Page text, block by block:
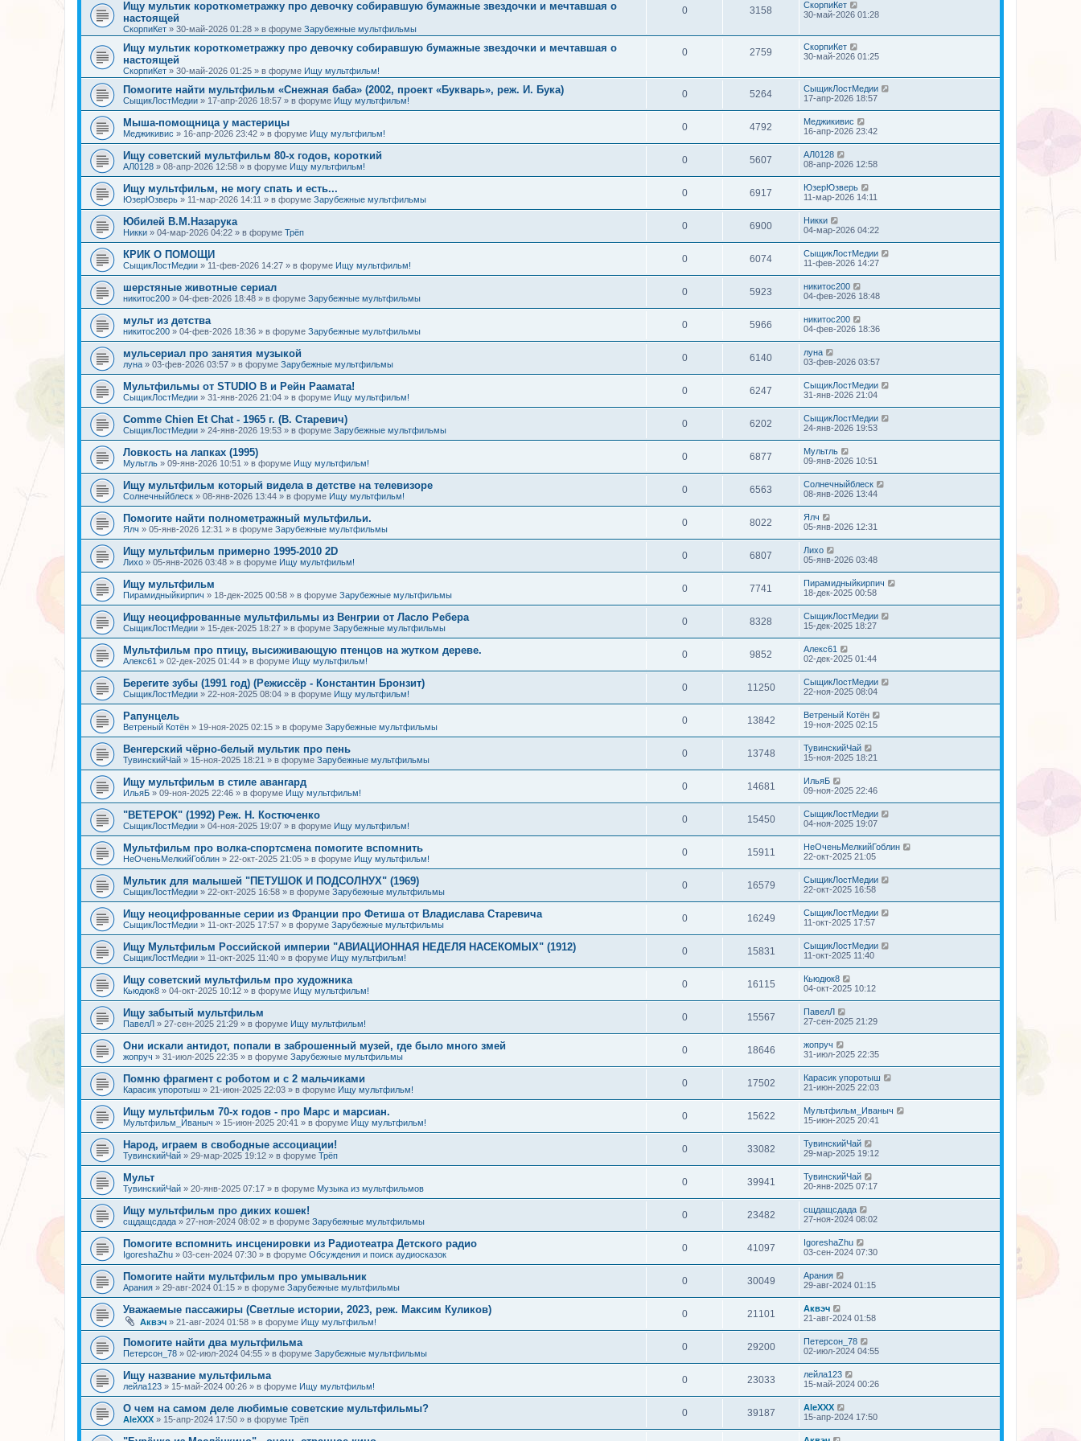
Ищу мультик короткометражку про девочку собиравшую бумажные звездочки и мечтавшая о
настоящей
СкорпиКет » 30-май-2026 01:28 » в форуме Зарубежные мультфильмы
0 3158
СкорпиКет
30-май-2026 01:28
Ищу мультик короткометражку про девочку собиравшую бумажные звездочки и мечтавшая о
настоящей
СкорпиКет » 30-май-2026 01:25 » в форуме Ищу мультфильм!
0 2759
СкорпиКет
30-май-2026 01:25
Помогите найти мультфильм «Снежная баба» (2002, проект «Букварь», реж. И. Бука)
СыщикЛостМедии » 17-апр-2026 18:57 » в форуме Ищу мультфильм!
0 5264
СыщикЛостМедии
17-апр-2026 18:57
Мыша-помощница у мастерицы
Меджикивис » 16-апр-2026 23:42 » в форуме Ищу мультфильм!
0 4792
Меджикивис
16-апр-2026 23:42
Ищу советский мультфильм 80-х годов, короткий
АЛ0128 » 08-апр-2026 12:58 » в форуме Ищу мультфильм!
0 5607
АЛ0128
08-апр-2026 12:58
Ищу мультфильм, не могу спать и есть...
ЮзерЮзверь » 11-мар-2026 14:11 » в форуме Зарубежные мультфильмы
0 6917
ЮзерЮзверь
11-мар-2026 14:11
Юбилей В.М.Назарука
Никки » 04-мар-2026 04:22 » в форуме Трёп
0 6900
Никки
04-мар-2026 04:22
КРИК О ПОМОЩИ
СыщикЛостМедии » 11-фев-2026 14:27 » в форуме Ищу мультфильм!
0 6074
СыщикЛостМедии
11-фев-2026 14:27
шерстяные животные сериал
никитос200 » 04-фев-2026 18:48 » в форуме Зарубежные мультфильмы
0 5923
никитос200
04-фев-2026 18:48
мульт из детства
никитос200 » 04-фев-2026 18:36 » в форуме Зарубежные мультфильмы
0 5966
никитос200
04-фев-2026 18:36
мульсериал про занятия музыкой
луна » 03-фев-2026 03:57 » в форуме Зарубежные мультфильмы
0 6140
луна
03-фев-2026 03:57
Мультфильмы от STUDIO B и Рейн Раамата!
СыщикЛостМедии » 31-янв-2026 21:04 » в форуме Ищу мультфильм!
0 6247
СыщикЛостМедии
31-янв-2026 21:04
Comme Chien Et Chat - 1965 г. (В. Старевич)
СыщикЛостМедии » 24-янв-2026 19:53 » в форуме Зарубежные мультфильмы
0 6202
СыщикЛостМедии
24-янв-2026 19:53
Ловкость на лапках (1995)
Мультль » 09-янв-2026 10:51 » в форуме Ищу мультфильм!
0 6877
Мультль
09-янв-2026 10:51
Ищу мультфильм который видела в детстве на телевизоре
Солнечныйблеск » 08-янв-2026 13:44 » в форуме Ищу мультфильм!
0 6563
Солнечныйблеск
08-янв-2026 13:44
Помогите найти полнометражный мультфильи.
Ялч » 05-янв-2026 12:31 » в форуме Зарубежные мультфильмы
0 8022
Ялч
05-янв-2026 12:31
Ищу мультфильм примерно 1995-2010 2D
Лихо » 05-янв-2026 03:48 » в форуме Ищу мультфильм!
0 6807
Лихо
05-янв-2026 03:48
Ищу мультфильм
Пирамидныйкирпич » 18-дек-2025 00:58 » в форуме Зарубежные мультфильмы
0 7741
Пирамидныйкирпич
18-дек-2025 00:58
Ищу неоцифрованные мультфильмы из Венгрии от Ласло Ребера
СыщикЛостМедии » 15-дек-2025 18:27 » в форуме Зарубежные мультфильмы
0 8328
СыщикЛостМедии
15-дек-2025 18:27
Мультфильм про птицу, высиживающую птенцов на жутком дереве.
Алекс61 » 02-дек-2025 01:44 » в форуме Ищу мультфильм!
0 9852
Алекс61
02-дек-2025 01:44
Берегите зубы (1991 год) (Режиссёр - Константин Бронзит)
СыщикЛостМедии » 22-ноя-2025 08:04 » в форуме Ищу мультфильм!
0 11250
СыщикЛостМедии
22-ноя-2025 08:04
Рапунцель
Ветреный Котён » 19-ноя-2025 02:15 » в форуме Зарубежные мультфильмы
0 13842
Ветреный Котён
19-ноя-2025 02:15
Венгерский чёрно-белый мультик про пень
ТувинскийЧай » 15-ноя-2025 18:21 » в форуме Зарубежные мультфильмы
0 13748
ТувинскийЧай
15-ноя-2025 18:21
Ищу мультфильм в стиле авангард
ИльяБ » 09-ноя-2025 22:46 » в форуме Ищу мультфильм!
0 14681
ИльяБ
09-ноя-2025 22:46
"ВЕТЕРОК" (1992) Реж. Н. Костюченко
СыщикЛостМедии » 04-ноя-2025 19:07 » в форуме Ищу мультфильм!
0 15450
СыщикЛостМедии
04-ноя-2025 19:07
Мультфильм про волка-спортсмена помогите вспомнить
НеОченьМелкийГоблин » 22-окт-2025 21:05 » в форуме Ищу мультфильм!
0 15911
НеОченьМелкийГоблин
22-окт-2025 21:05
Мультик для малышей "ПЕТУШОК И ПОДСОЛНУХ" (1969)
СыщикЛостМедии » 22-окт-2025 16:58 » в форуме Зарубежные мультфильмы
0 16579
СыщикЛостМедии
22-окт-2025 16:58
Ищу неоцифрованные серии из Франции про Фетиша от Владислава Старевича
СыщикЛостМедии » 11-окт-2025 17:57 » в форуме Зарубежные мультфильмы
0 16249
СыщикЛостМедии
11-окт-2025 17:57
Ищу Мультфильм Российской империи "АВИАЦИОННАЯ НЕДЕЛЯ НАСЕКОМЫХ" (1912)
СыщикЛостМедии » 11-окт-2025 11:40 » в форуме Ищу мультфильм!
0 15831
СыщикЛостМедии
11-окт-2025 11:40
Ищу советский мультфильм про художника
Кьюдюк8 » 04-окт-2025 10:12 » в форуме Ищу мультфильм!
0 16115
Кьюдюк8
04-окт-2025 10:12
Ищу забытый мультфильм
ПавелЛ » 27-сен-2025 21:29 » в форуме Ищу мультфильм!
0 15567
ПавелЛ
27-сен-2025 21:29
Они искали антидот, попали в заброшенный музей, где было много змей
жопруч » 31-июл-2025 22:35 » в форуме Зарубежные мультфильмы
0 18646
жопруч
31-июл-2025 22:35
Помню фрагмент с роботом и с 2 мальчиками
Карасик упоротыш » 21-июн-2025 22:03 » в форуме Ищу мультфильм!
0 17502
Карасик упоротыш
21-июн-2025 22:03
Ищу мультфильм 70-х годов - про Марс и марсиан.
Мультфильм_Иваныч » 15-июн-2025 20:41 » в форуме Ищу мультфильм!
0 15622
Мультфильм_Иваныч
15-июн-2025 20:41
Народ, играем в свободные ассоциации!
ТувинскийЧай » 29-мар-2025 19:12 » в форуме Трёп
0 33082
ТувинскийЧай
29-мар-2025 19:12
Мульт
ТувинскийЧай » 20-янв-2025 07:17 » в форуме Музыка из мультфильмов
0 39941
ТувинскийЧай
20-янв-2025 07:17
Ищу мультфильм про диких кошек!
сщдащсдада » 27-ноя-2024 08:02 » в форуме Зарубежные мультфильмы
0 23482
сщдащсдада
27-ноя-2024 08:02
Помогите вспомнить инсценировки из Радиотеатра Детского радио
IgoreshaZhu » 03-сен-2024 07:30 » в форуме Обсуждения и поиск аудиосказок
0 41097
IgoreshaZhu
03-сен-2024 07:30
Помогите найти мультфильм про умывальник
Арания » 29-авг-2024 01:15 » в форуме Зарубежные мультфильмы
0 30049
Арания
29-авг-2024 01:15
Уважаемые пассажиры (Светлые истории, 2023, реж. Максим Куликов)
Аквэч » 21-авг-2024 01:58 » в форуме Ищу мультфильм!
0 21101
Аквэч
21-авг-2024 01:58
Помогите найти два мультфильма
Петерсон_78 » 02-июл-2024 04:55 » в форуме Зарубежные мультфильмы
0 29200
Петерсон_78
02-июл-2024 04:55
Ищу название мультфильма
лейла123 » 15-май-2024 00:26 » в форуме Ищу мультфильм!
0 23033
лейла123
15-май-2024 00:26
О чем на самом деле любимые советские мультфильмы?
AleXXX » 15-апр-2024 17:50 » в форуме Трёп
0 39187
AleXXX
15-апр-2024 17:50